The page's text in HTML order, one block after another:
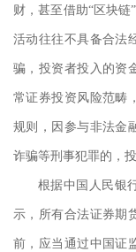
财，甚至借助“区块链
活动往往不具备合法
骗，投资者投入的资
常证券投资风险范畴
规则，因参与非法金
诈骗等刑事犯罪的，
根据中国人民银
示，所有合法证券期
前，应当通过中国证